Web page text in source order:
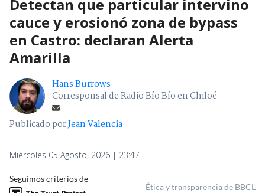
Detectan que particular intervino
cauce y erosionó zona de bypass
en Castro: declaran Alerta
Amarilla
Hans Burrows
Corresponsal de Radio Bío Bío en Chiloé
Publicado porJean Valencia
Miércoles 05 Agosto, 2026 | 23:47
Seguimos criterios de
Ética y transparencia de BBCL